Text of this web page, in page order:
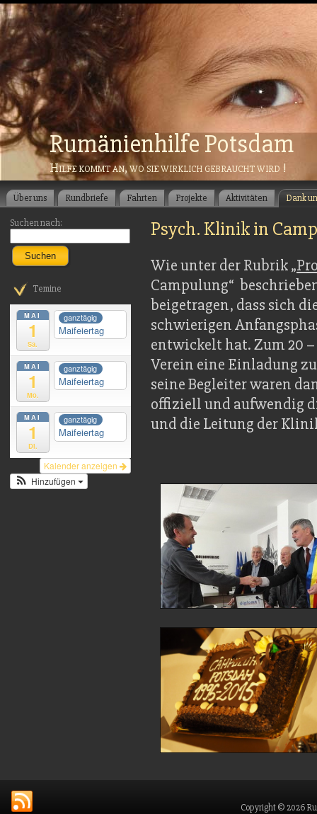
Rumänienhilfe Potsdam
Hilfe kommt an, wo sie wirklich gebraucht wird !
Über uns Rundbriefe Fahrten Projekte Aktivitäten Dank
Suchen nach:
Suchen
Temine
MAI
1
Sa.
ganztägig
Maifeiertag
MAI
1
Mo.
ganztägig
Maifeiertag
MAI
1
Di.
ganztägig
Maifeiertag
Kalender anzeigen
Hinzufügen
Psych. Klinik in
Wie unter der Rubrik „
Campulung“
beigetragen, dass sich
schwierigen
entwickelt hat. Zum 20
Verein eine Einladung
seine Begleiter waren
offiziell und aufwendig
und die Leitung der
Copyright © 2026